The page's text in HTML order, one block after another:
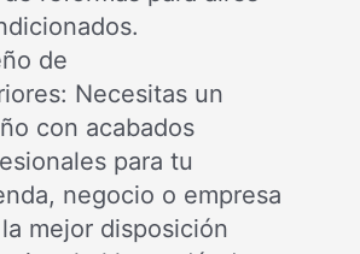
de
Necesitas un
con acabados
para tu
negocio o empresa
mejor disposición